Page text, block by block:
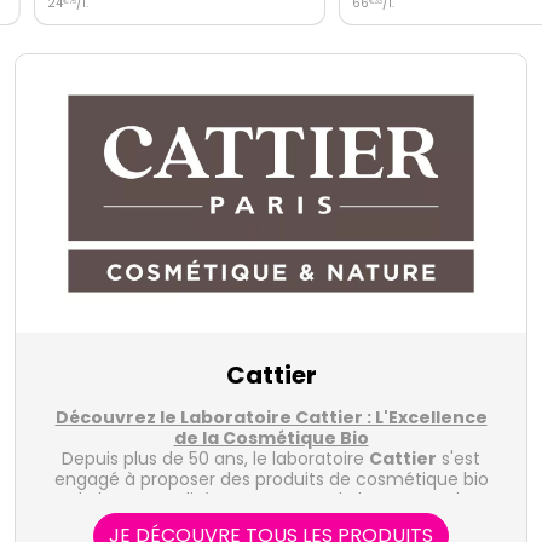
Cattier
Découvrez le Laboratoire Cattier : L'Excellence
de la Cosmétique Bio
Depuis plus de 50 ans, le laboratoire Cattier s'est
engagé à proposer des produits de cosmétique bio
de haute qualité, respectueux de la peau et de
l'environnement. Fondé en France en 1968, Cattier
JE DÉCOUVRE TOUS LES PRODUITS